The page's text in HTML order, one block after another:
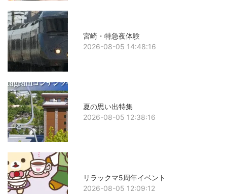
宮崎・特急夜体験
2026-08-05 14:48:16
夏の思い出特集
2026-08-05 12:38:16
リラックマ5周年イベント
2026-08-05 12:09:12